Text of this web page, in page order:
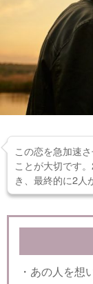
この恋を急加速
ことが大切です
き、最終的に2人
・あの人を